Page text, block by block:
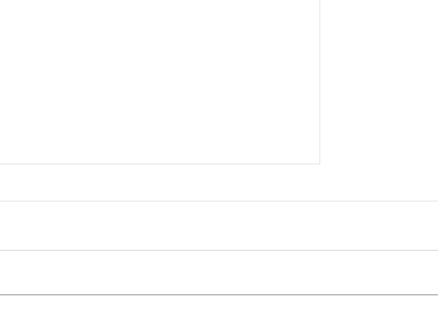
BOD汚泥負荷とは、活性汚泥